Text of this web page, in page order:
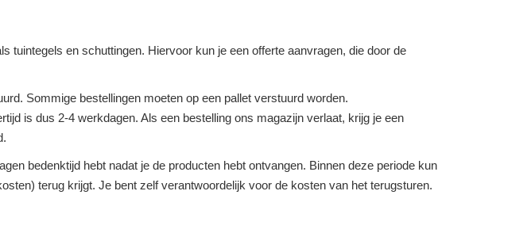
tuintegels en schuttingen. Hiervoor kun je een offerte aanvragen, die door de
Sommige bestellingen moeten op een pallet verstuurd worden.
is dus 2-4 werkdagen. Als een bestelling ons magazijn verlaat, krijg je een
bedenktijd hebt nadat je de producten hebt ontvangen. Binnen deze periode kun
terug krijgt. Je bent zelf verantwoordelijk voor de kosten van het terugsturen.